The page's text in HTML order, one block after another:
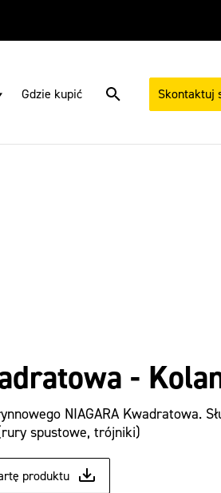
Gdzie kupić Skontaktuj
-
NIAGARA Kwadratowa.
spustowe, trójniki)
produktu